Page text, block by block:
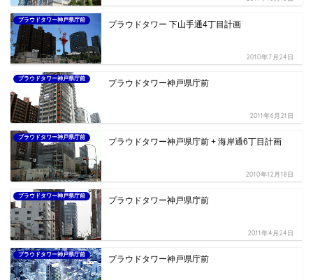
プラウドタワー神戸県庁前 プラウドタワー 下山手通4丁目計画
2010年7月24日
プラウドタワー神戸県庁前 プラウドタワー神戸県庁前
2011年6月21日
プラウドタワー神戸県庁前 プラウドタワー神戸県庁前 + 海岸通6丁目計画
2010年12月18日
プラウドタワー神戸県庁前 プラウドタワー神戸県庁前
2011年4月24日
プラウドタワー神戸県庁前 プラウドタワー神戸県庁前